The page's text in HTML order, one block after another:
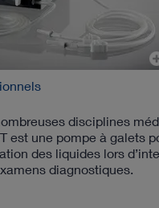
disciplines
est une pompe à galets
des liquides lors
diagnostiques.